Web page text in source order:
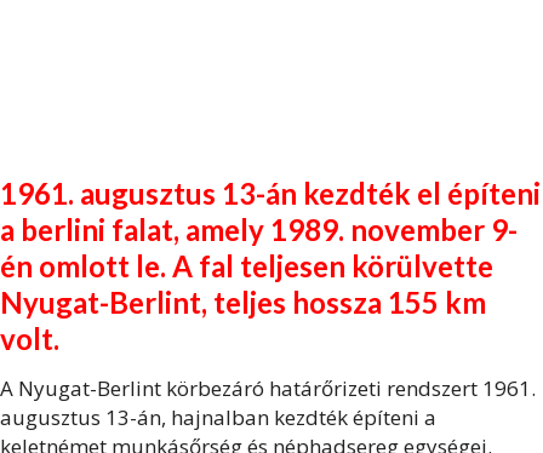
1961. augusztus 13-án kezdték el építeni
a berlini falat, amely 1989. november 9-
én omlott le. A fal teljesen körülvette
Nyugat-Berlint, teljes hossza 155 km
volt.
A Nyugat-Berlint körbezáró határőrizeti rendszert 1961.
augusztus 13-án, hajnalban kezdték építeni a
keletnémet munkásőrség és néphadsereg egységei.